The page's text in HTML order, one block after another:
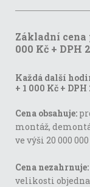
Základní cena
000 Kč + DPH
Každá další
+ 1 000 Kč + DPH
Cena obsahuje:
montáž,
ve výši 20 000
Cena nezahrnuje:
velikosti